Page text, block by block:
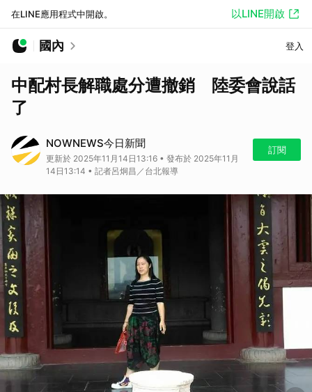
在LINE應用程式中開啟。 以LINE開啟
國內 登入
中配村長解職處分遭撤銷 陸委會說話
了
NOWNEWS今日新聞
更新於 2025年11月14日13:16 • 發布於 2025年11月
14日13:14 • 記者呂炯昌／台北報導
訂閱